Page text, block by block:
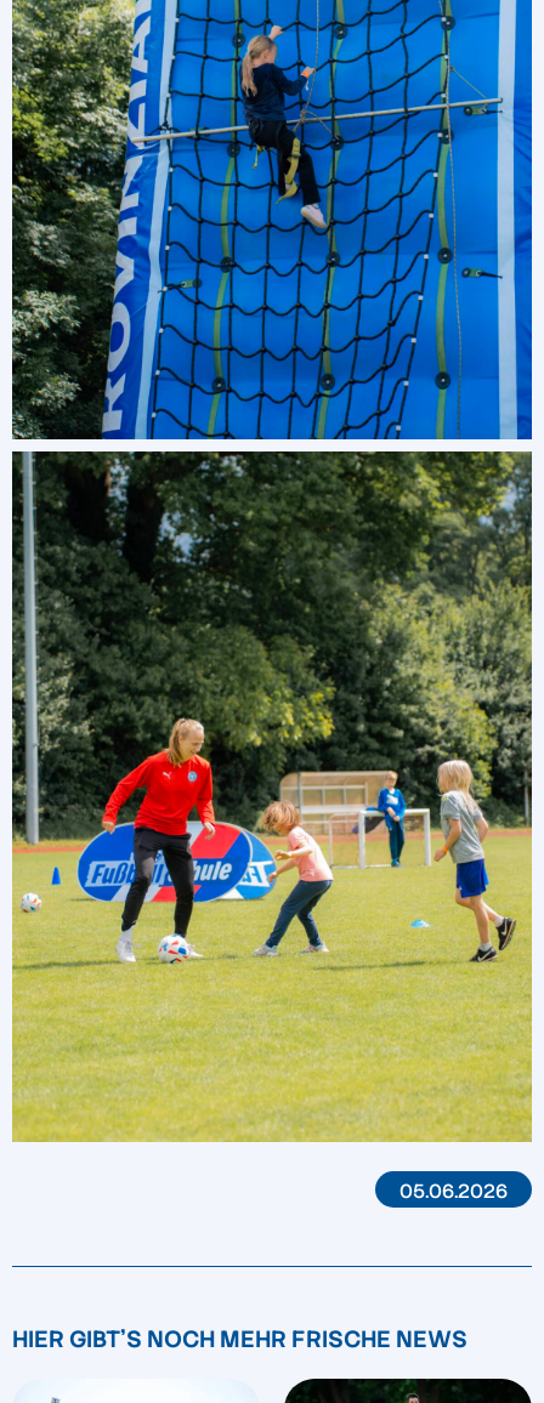
05.06.2026
HIER GIBT'S NOCH MEHR FRISCHE NEWS